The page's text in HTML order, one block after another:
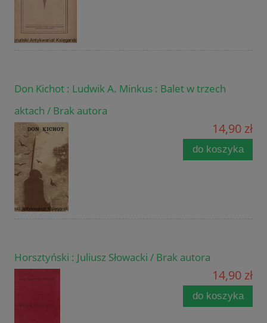
Don Kichot : Ludwik A. Minkus : Balet w trzech
aktach / Brak autora
14,90 zł
do koszyka
Horsztyński : Juliusz Słowacki / Brak autora
14,90 zł
do koszyka